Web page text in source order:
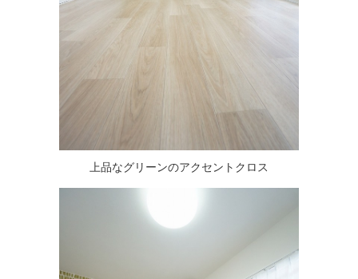
上品なグリーンのアクセントクロス